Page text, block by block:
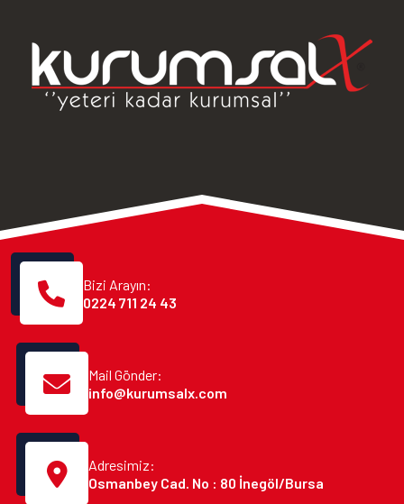
Bizi Arayın:
0224 711 24 43
Mail Gönder:
info@kurumsalx.com
Adresimiz:
Osmanbey Cad. No : 80 İnegöl/Bursa